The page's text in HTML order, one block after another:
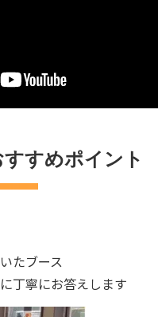
すめポイント
たブース
丁寧にお答えします